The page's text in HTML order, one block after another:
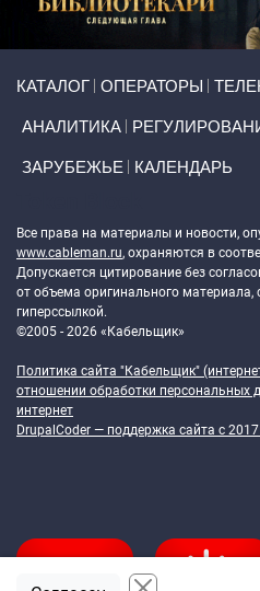
КАТАЛОГ ОПЕРАТОРЫ
АНАЛИТИКА
ЗАРУБЕЖЬЕ КАЛЕНДАРЬ
Все права на материалы и новости,
www.cableman.ru, охраняются в
Допускается цитирование без
от объема оригинального материала,
гиперссылкой.
©2005 - 2026 «Кабельщик»
Политика сайта "Кабельщик"
отношении обработки персональных
интернет
DrupalCoder — поддержка сайта c 2017